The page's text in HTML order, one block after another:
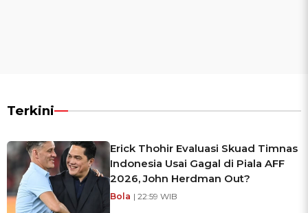
Terkini
Erick Thohir Evaluasi Skuad Timnas
Indonesia Usai Gagal di Piala AFF
2026, John Herdman Out?
Bola | 22:59 WIB